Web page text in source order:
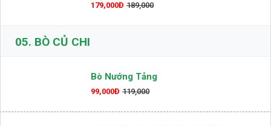
179,000Đ 189,000
05. BÒ CỦ CHI
Bò Nướng Tảng
99,000Đ 119,000